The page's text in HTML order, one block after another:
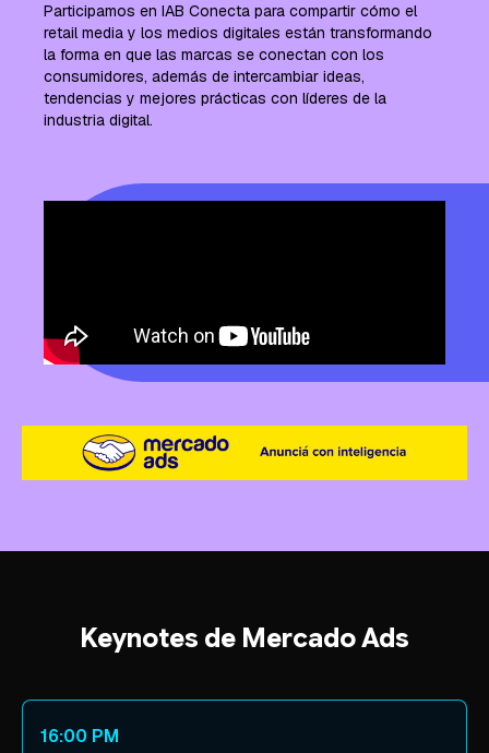
Participamos en IAB Conecta para compartir cómo el
retail media y los medios digitales están transformando
la forma en que las marcas se conectan con los
consumidores, además de intercambiar ideas,
tendencias y mejores prácticas con líderes de la
industria digital.
Keynotes de Mercado Ads
16:00 PM